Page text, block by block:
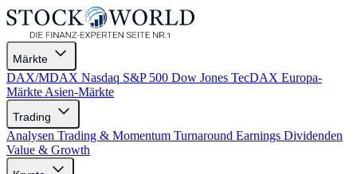
Märkte
DAX/MDAX Nasdaq S&P 500 Dow Jones TecDAX Europa-
Märkte Asien-Märkte
Trading
Analysen Trading & Momentum Turnaround Earnings Dividenden
Value & Growth